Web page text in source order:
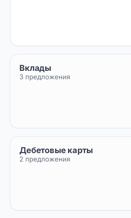
Вклады
3 предложения
Дебетовые карты
2 предложения